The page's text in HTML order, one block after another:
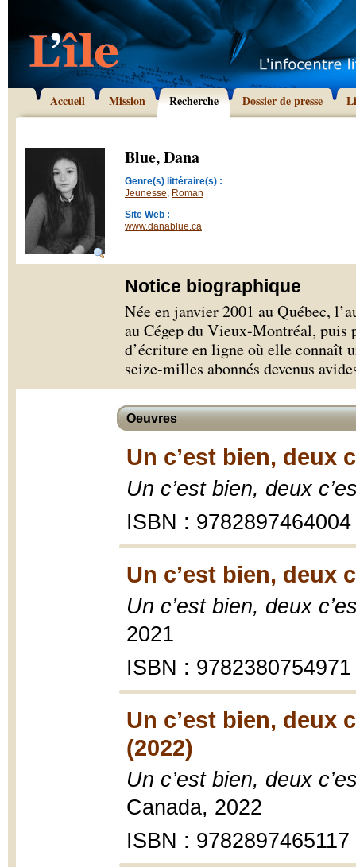
Accueil Mission Recherche Dossier de presse
Blue, Dana
Genre(s) littéraire(s) :
Jeunesse, Roman
Site Web :
www.danablue.ca
Notice biographique
Née en janvier 2001 au Québec,
au Cégep du Vieux-Montréal, puis
d’écriture en ligne où elle connaît
seize-milles abonnés devenus
Oeuvres
Un c’est bien, deux
Un c’est bien, deux
ISBN : 9782897464004
Un c’est bien, deux
Un c’est bien, deux
2021
ISBN : 9782380754971
Un c’est bien, deux
(2022)
Un c’est bien, deux
Canada, 2022
ISBN : 9782897465117